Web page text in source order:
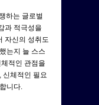
하는 글로벌
과 적극성을
자신의 성취도
는지 늘 스스
적인 관점을
신체적인 필요
니다.